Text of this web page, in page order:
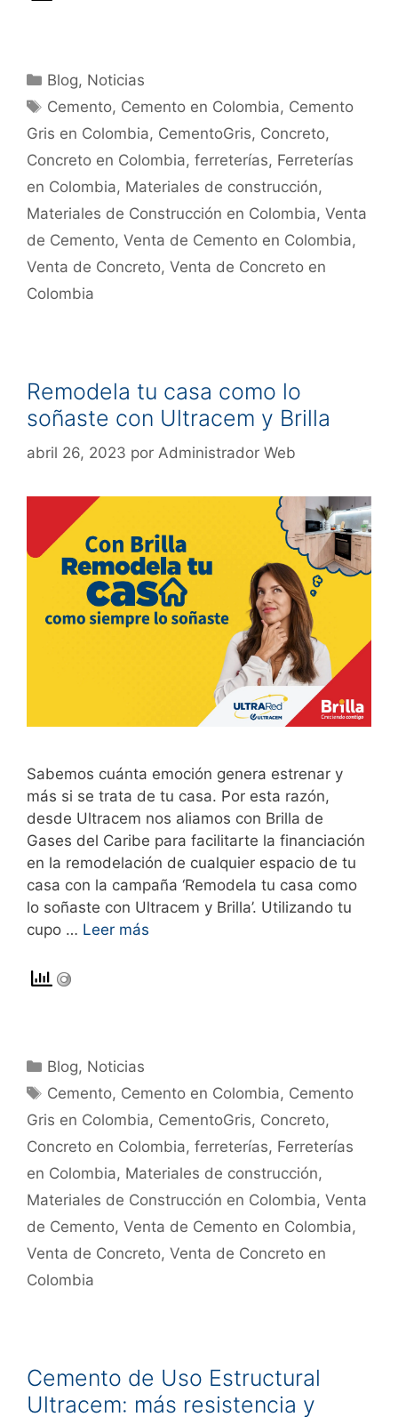
Blog, Noticias
Cemento, Cemento en Colombia, Cemento
Gris en Colombia, CementoGris, Concreto,
Concreto en Colombia, ferreterías, Ferreterías
en Colombia, Materiales de construcción,
Materiales de Construcción en Colombia, Venta
de Cemento, Venta de Cemento en Colombia,
Venta de Concreto, Venta de Concreto en
Colombia
Remodela tu casa como lo
soñaste con Ultracem y Brilla
abril 26, 2023 por Administrador Web
Sabemos cuánta emoción genera estrenar y
más si se trata de tu casa. Por esta razón,
desde Ultracem nos aliamos con Brilla de
Gases del Caribe para facilitarte la financiación
en la remodelación de cualquier espacio de tu
casa con la campaña ‘Remodela tu casa como
lo soñaste con Ultracem y Brilla’. Utilizando tu
cupo … Leer más
Blog, Noticias
Cemento, Cemento en Colombia, Cemento
Gris en Colombia, CementoGris, Concreto,
Concreto en Colombia, ferreterías, Ferreterías
en Colombia, Materiales de construcción,
Materiales de Construcción en Colombia, Venta
de Cemento, Venta de Cemento en Colombia,
Venta de Concreto, Venta de Concreto en
Colombia
Cemento de Uso Estructural
Ultracem: más resistencia y